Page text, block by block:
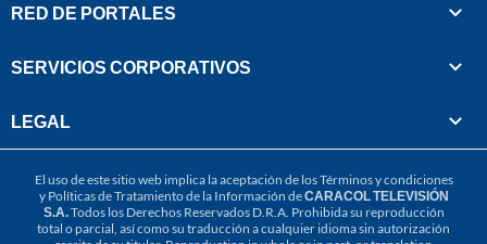
RED DE PORTALES
SERVICIOS CORPORATIVOS
LEGAL
El uso de este sitio web implica la aceptación de losTérminos y condiciones
y Políticas de Tratamiento de la Información deCARACOL TELEVISIÓN
S.A.Todos los Derechos Reservados D.R.A. Prohibida su reproducción
total o parcial, así como su traducción a cualquier idioma sin autorización